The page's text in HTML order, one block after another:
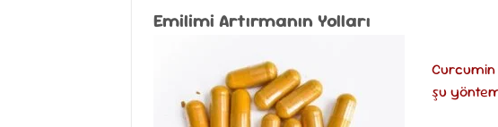
Emilimi Artırmanın Yolları
şu